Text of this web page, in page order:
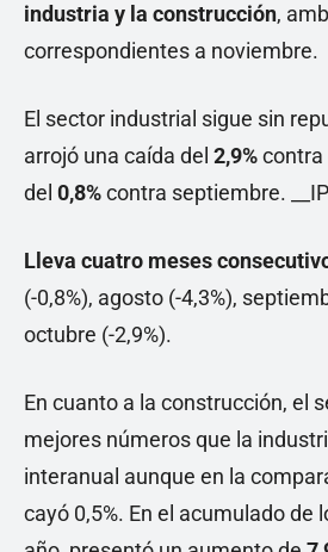
industria y la construcción,
correspondientes a noviembre.
El sector industrial sigue sin
arrojó una caída del 2,9%contra
del 0,8%contra septiembre.
Lleva cuatro meses
(-0,8%), agosto (-4,3%),
octubre (-2,9%).
En cuanto a la construcción, el
mejores números que la
interanual aunque en la
cayó 0,5%. En el acumulado de